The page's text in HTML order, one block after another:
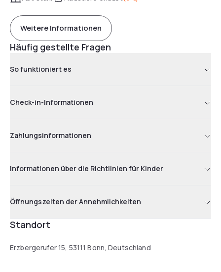
Weitere Informationen
Häufig gestellte Fragen
So funktioniert es
Check-in-Informationen
Zahlungsinformationen
Informationen über die Richtlinien für Kinder
Öffnungszeiten der Annehmlichkeiten
Standort
Erzbergerufer 15, 53111 Bonn, Deutschland